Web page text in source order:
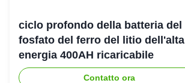
ciclo profondo della batteria del
fosfato del ferro del litio dell'alta
energia 400AH ricaricabile
Contatto ora